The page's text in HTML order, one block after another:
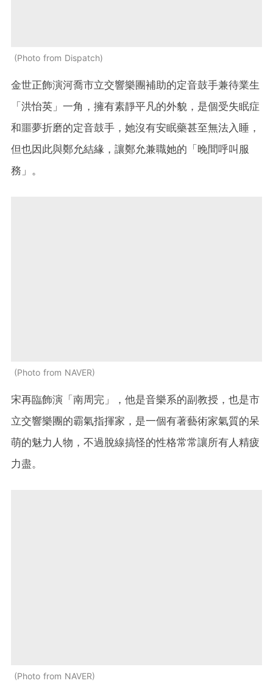
Photo from Dispatch
金世正飾演河喬市立交響樂團補助的定音鼓手兼待業生
「洪怡英」一角，擁有素靜平凡的外貌，是個受失眠症
和噩夢折磨的定音鼓手，她沒有安眠藥甚至無法入睡，
但也因此與鄭允結緣，讓鄭允兼職她的「晚間呼叫服
務」。
Photo from NAVER
宋再臨飾演「南周完」，他是音樂系的副教授，也是市
立交響樂團的霸氣指揮家，是一個有著藝術家氣質的呆
萌的魅力人物，不過脫線搞怪的性格常常讓所有人精疲
力盡。
Photo from NAVER